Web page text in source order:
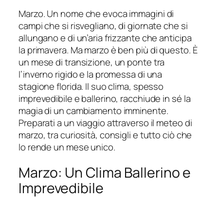
Marzo. Un nome che evoca immagini di
campi che si risvegliano, di giornate che si
allungano e di un’aria frizzante che anticipa
la primavera. Ma marzo è ben più di questo. È
un mese di transizione, un ponte tra
l’inverno rigido e la promessa di una
stagione florida. Il suo clima, spesso
imprevedibile e ballerino, racchiude in sé la
magia di un cambiamento imminente.
Preparati a un viaggio attraverso il meteo di
marzo, tra curiosità, consigli e tutto ciò che
lo rende un mese unico.
Marzo: Un Clima Ballerino e
Imprevedibile